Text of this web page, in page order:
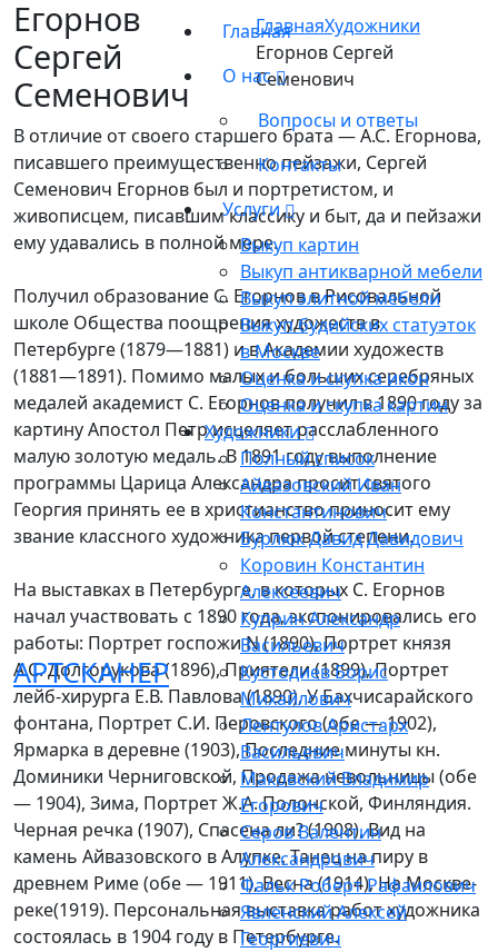
АРТСКАНЕР
Главная
О нас
Вопросы и ответы
Контакты
Услуги
Выкуп картин
Выкуп антикварной мебели
Выкуп элитной мебели
Выкуп будийских статуэток
в Москве
Оценка и скупка икон
Оценка и скупка картин
Художники
Полный список
Айвазовский Иван
Константинович
Бурлюк Давид Давидович
Коровин Константин
Алексеевич
Куприн Александр
Васильевич
Кустодиев Борис
Михайлович
Лентулов Аристарх
Васильевич
Маковский Владимир
Егорович
Серов Валентин
Александрович
Фальк Роберт Рафаилович
Явленский Алексей
Георгиевич
Егорнов
Сергей
Семенович
ГлавнаяХудожники
Егорнов Сергей
Семенович
В отличие от своего старшего брата — А.С. Егорнова,
писавшего преимущественно пейзажи, Сергей
Семенович Егорнов был и портретистом, и
живописцем, писавшим классику и быт, да и пейзажи
ему удавались в полной мере.
Получил образование С. Егорнов в Рисовальной
школе Общества поощрения художеств в
Петербурге (1879—1881) и в Академии художеств
(1881—1891). Помимо малых и больших серебряных
медалей академист С. Егорнов получил в 1890 году за
картину Апостол Петр исцеляет расслабленного
малую золотую медаль. В 1891 году выполнение
программы Царица Александра просит святого
Георгия принять ее в христианство приносит ему
звание классного художника первой степени.
На выставках в Петербурге, в которых С. Егорнов
начал участвовать с 1890 года, экспонировались его
работы: Портрет госпожи N (1890), Портрет князя
А.С. Долгорукова (1896), Приятели (1899), Портрет
лейб-хирурга Е.В. Павлова (1890), У Бахчисарайского
фонтана, Портрет С.И. Перовского (обе — 1902),
Ярмарка в деревне (1903), Последние минуты кн.
Доминики Черниговской, Продажа невольницы (обе
— 1904), Зима, Портрет Ж.А. Полонской, Финляндия.
Черная речка (1907), Спасена ли? (1908), Вид на
камень Айвазовского в Алупке, Танец на пиру в
древнем Риме (обе — 1911), Весна (1914), На Москве-
реке(1919). Персональная выставка работ художника
состоялась в 1904 году в Петербурге.